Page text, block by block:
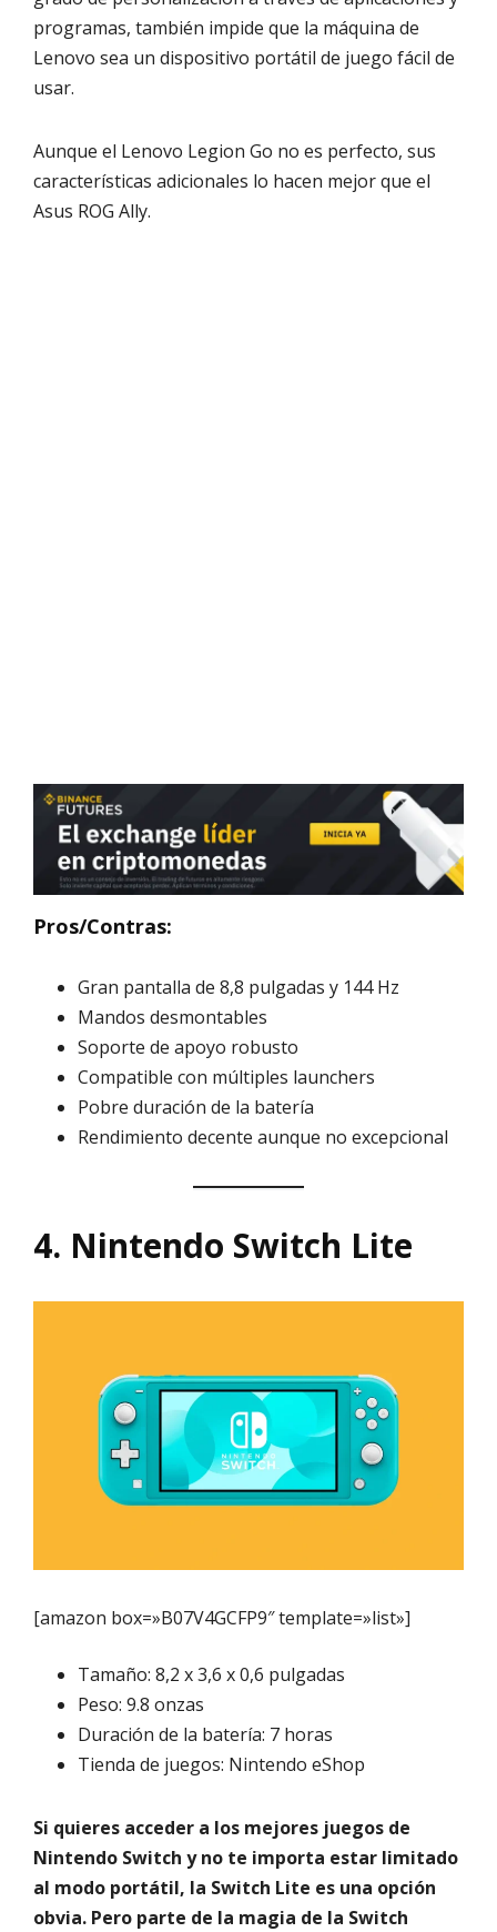
programas, también impide que la máquina de
Lenovo sea un dispositivo portátil de juego fácil de
usar.
Aunque el Lenovo Legion Go no es perfecto, sus
características adicionales lo hacen mejor que el
Asus ROG Ally.
Pros/Contras:
Gran pantalla de 8,8 pulgadas y 144 Hz
Mandos desmontables
Soporte de apoyo robusto
Compatible con múltiples launchers
Pobre duración de la batería
Rendimiento decente aunque no excepcional
4. Nintendo Switch Lite
[amazon box=»B07V4GCFP9″ template=»list»]
Tamaño: 8,2 x 3,6 x 0,6 pulgadas
Peso: 9.8 onzas
Duración de la batería: 7 horas
Tienda de juegos: Nintendo eShop
Si quieres acceder a los mejores juegos de
Nintendo Switch y no te importa estar limitado
al modo portátil, la Switch Lite es una opción
obvia. Pero parte de la magia de la Switch